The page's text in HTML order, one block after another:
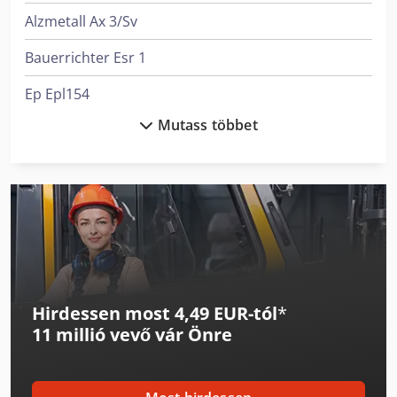
Alzmetall Ax 3/Sv
Bauerrichter Esr 1
Ep Epl154
Felder K 700
Felder K 700 S
Graule Akf 4/250
Graule Akf 6/250
Hsm Iratmegsemmisítő
Huvema Hu 230 Dg
Mutass többet
Hirdessen most 4,49 EUR-tól*
11 millió vevővár Önre